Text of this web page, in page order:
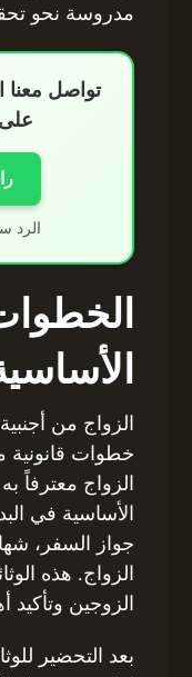
مدروسة نحو
تواصل معنا
الرد
الزواج من
خطوات قانونية
الزواج معترفاً
الأساسية في
جواز السفر،
الزواج. هذه
الزوجين وتأكيد
بعد التحضير